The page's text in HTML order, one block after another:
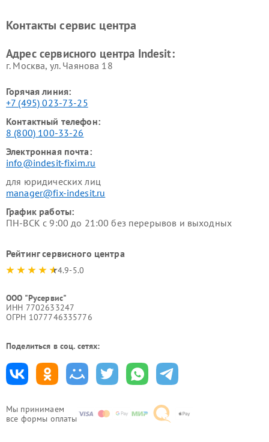
Мы принимаем
все формы оплаты
Indesit
Indesit
Контакты сервис центра
Адрес сервисного центра Indesit:
г. Москва, ул. Чаянова 18
Горячая линия:
+7 (495) 023-73-25
Контактный телефон:
8 (800) 100-33-26
Электронная почта:
info@indesit-fixim.ru
для юридических лиц
manager@fix-indesit.ru
График работы:
ПН-ВСК с 9:00 до 21:00 без перерывов и выходных
Рейтинг сервисного центра
4.9-5.0
ООО "Русервис"
ИНН 7702633247
ОГРН 1077746335776
Поделиться в соц. сетях: